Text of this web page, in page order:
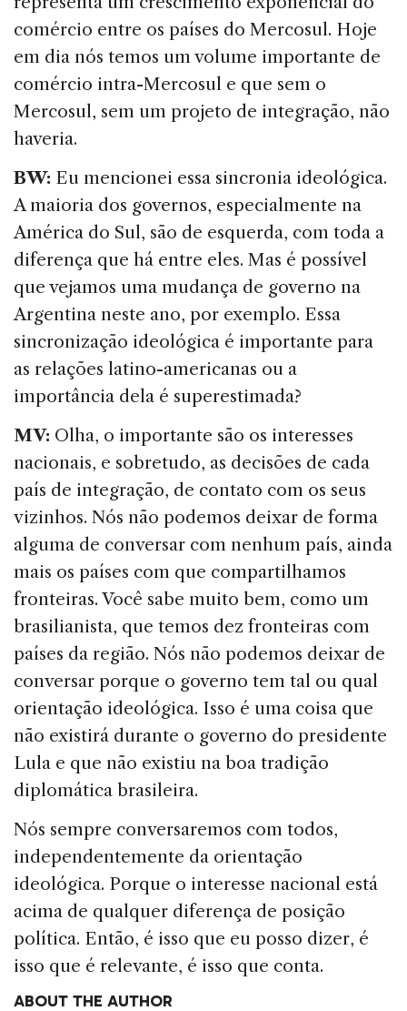
comércio entre os países do Mercosul. Hoje
em dia nós temos um volume importante de
comércio intra-Mercosul e que sem o
Mercosul, sem um projeto de integração, não
haveria.
BW: Eu mencionei essa sincronia ideológica.
A maioria dos governos, especialmente na
América do Sul, são de esquerda, com toda a
diferença que há entre eles. Mas é possível
que vejamos uma mudança de governo na
Argentina neste ano, por exemplo. Essa
sincronização ideológica é importante para
as relações latino-americanas ou a
importância dela é superestimada?
MV: Olha, o importante são os interesses
nacionais, e sobretudo, as decisões de cada
país de integração, de contato com os seus
vizinhos. Nós não podemos deixar de forma
alguma de conversar com nenhum país, ainda
mais os países com que compartilhamos
fronteiras. Você sabe muito bem, como um
brasilianista, que temos dez fronteiras com
países da região. Nós não podemos deixar de
conversar porque o governo tem tal ou qual
orientação ideológica. Isso é uma coisa que
não existirá durante o governo do presidente
Lula e que não existiu na boa tradição
diplomática brasileira.
Nós sempre conversaremos com todos,
independentemente da orientação
ideológica. Porque o interesse nacional está
acima de qualquer diferença de posição
política. Então, é isso que eu posso dizer, é
isso que é relevante, é isso que conta.
ABOUT THE AUTHOR